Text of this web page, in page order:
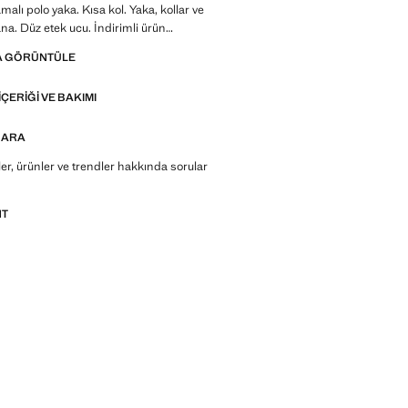
polo yaka. Kısa kol. Yaka, kollar ve
Düz etek ucu. İndirimli ürün
Made to last. Kalite standartlarımızı
bu ürünler, artık daha da dayanıklı,
GÖRÜNTÜLE
VE BAKIMI
ürünler ve trendler hakkında sorular